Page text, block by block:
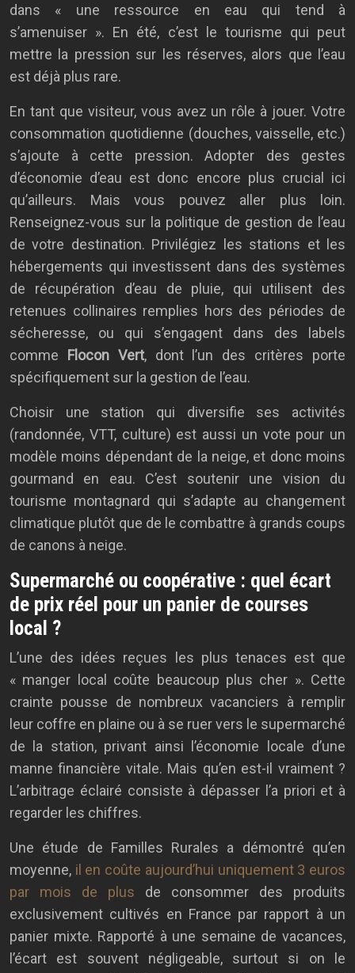
dans « une ressource en eau qui tend à
s’amenuiser ». En été, c’est le tourisme qui peut
mettre la pression sur les réserves, alors que l’eau
est déjà plus rare.
En tant que visiteur, vous avez un rôle à jouer. Votre
consommation quotidienne (douches, vaisselle, etc.)
s’ajoute à cette pression. Adopter des gestes
d’économie d’eau est donc encore plus crucial ici
qu’ailleurs. Mais vous pouvez aller plus loin.
Renseignez-vous sur la politique de gestion de l’eau
de votre destination. Privilégiez les stations et les
hébergements qui investissent dans des systèmes
de récupération d’eau de pluie, qui utilisent des
retenues collinaires remplies hors des périodes de
sécheresse, ou qui s’engagent dans des labels
comme Flocon Vert, dont l’un des critères porte
spécifiquement sur la gestion de l’eau.
Choisir une station qui diversifie ses activités
(randonnée, VTT, culture) est aussi un vote pour un
modèle moins dépendant de la neige, et donc moins
gourmand en eau. C’est soutenir une vision du
tourisme montagnard qui s’adapte au changement
climatique plutôt que de le combattre à grands coups
de canons à neige.
Supermarché ou coopérative : quel écart
de prix réel pour un panier de courses
local ?
L’une des idées reçues les plus tenaces est que
« manger local coûte beaucoup plus cher ». Cette
crainte pousse de nombreux vacanciers à remplir
leur coffre en plaine ou à se ruer vers le supermarché
de la station, privant ainsi l’économie locale d’une
manne financière vitale. Mais qu’en est-il vraiment ?
L’arbitrage éclairé consiste à dépasser l’a priori et à
regarder les chiffres.
Une étude de Familles Rurales a démontré qu’en
moyenne, il en coûte aujourd’hui uniquement 3 euros
par mois de plus de consommer des produits
exclusivement cultivés en France par rapport à un
panier mixte. Rapporté à une semaine de vacances,
l’écart est souvent négligeable, surtout si on le